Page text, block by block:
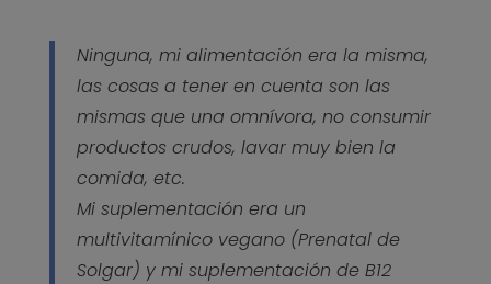
Ninguna, mi alimentación era la misma,
las cosas a tener en cuenta son las
mismas que una omnívora, no consumir
productos crudos, lavar muy bien la
comida, etc.
Mi suplementación era un
multivitamínico vegano (Prenatal de
Solgar) y mi suplementación de B12